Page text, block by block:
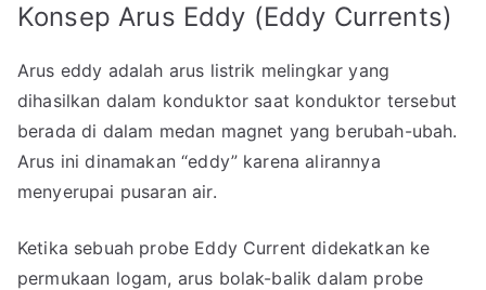
Konsep Arus Eddy (Eddy Currents)
Arus eddy adalah arus listrik melingkar yang
dihasilkan dalam konduktor saat konduktor tersebut
berada di dalam medan magnet yang berubah-ubah.
Arus ini dinamakan “eddy” karena alirannya
menyerupai pusaran air.
Ketika sebuah probe Eddy Current didekatkan ke
permukaan logam, arus bolak-balik dalam probe